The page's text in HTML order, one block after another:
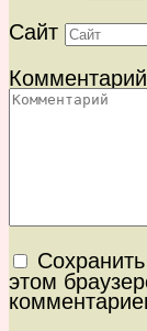
Сайт
Комментарий
этом